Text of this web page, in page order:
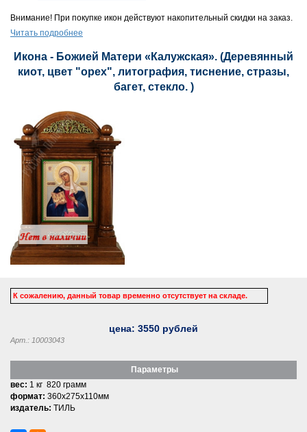
Внимание! При покупке икон действуют накопительный скидки на заказ.
Читать подробнее
Икона - Божией Матери «Калужская». (Деревянный
киот, цвет "орех", литография, тиснение, стразы,
багет, стекло. )
К сожалению, данный товар временно отсутствует на складе.
цена: 3550 рублей
Арт.: 10003043
Параметры
вес: 1 кг 820 грамм
формат: 360x275x110мм
издатель: ТИЛЬ